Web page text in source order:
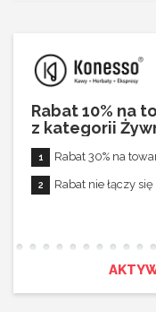
Rabat 10% na
z kategorii
Rabat 30% na
Rabat nie łączy